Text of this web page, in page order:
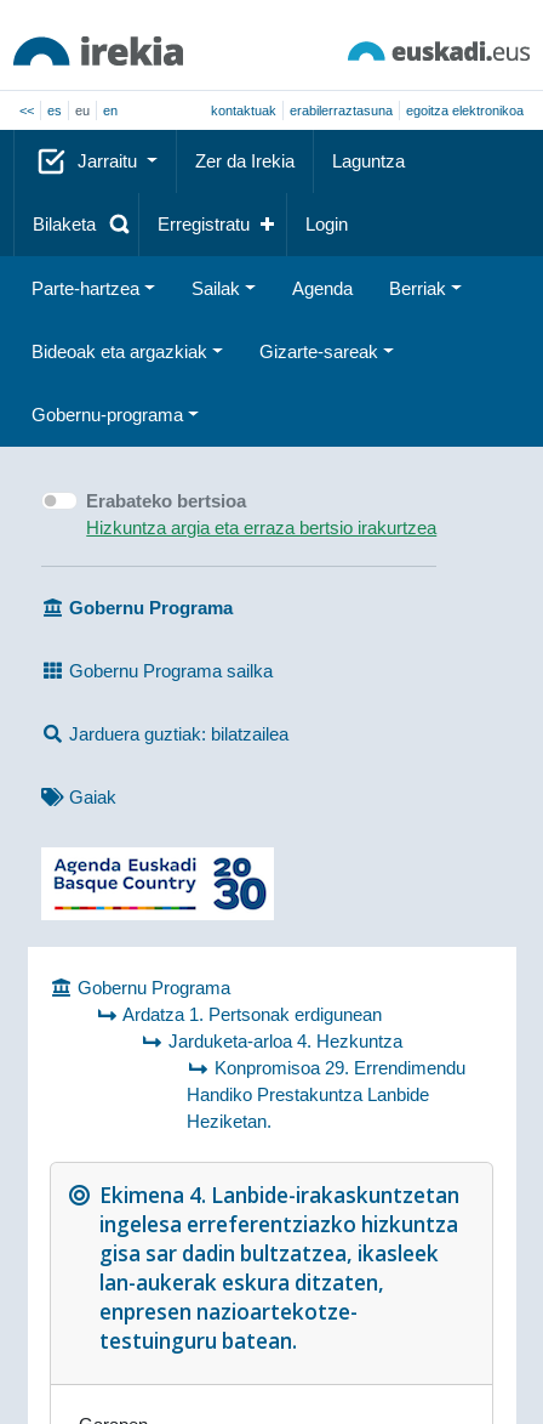
<< es eu en kontaktuak erabilerraztasuna egoitza elektronikoa
Jarraitu Zer da Irekia Laguntza
Bilaketa Erregistratu Login
Parte-hartzea Sailak Agenda Berriak
Bideoak eta argazkiak Gizarte-sareak
Gobernu-programa
Erabateko bertsioa
Hizkuntza argia eta erraza bertsio irakurtzea
Gobernu Programa
Gobernu Programa sailka
Jarduera guztiak: bilatzailea
Gaiak
Gobernu Programa
Ardatza 1. Pertsonak erdigunean
Jarduketa-arloa 4. Hezkuntza
Konpromisoa 29. Errendimendu
Handiko Prestakuntza Lanbide
Heziketan.
Ekimena 4. Lanbide-irakaskuntzetan
ingelesa erreferentziazko hizkuntza
gisa sar dadin bultzatzea, ikasleek
lan-aukerak eskura ditzaten,
enpresen nazioartekotze-
testuinguru batean.